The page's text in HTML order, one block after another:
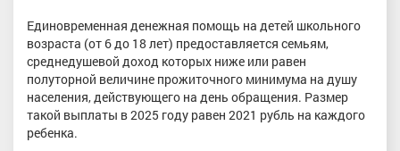
Единовременная денежная помощь на детей школьного
возраста (от 6 до 18 лет) предоставляется семьям,
среднедушевой доход которых ниже или равен
полуторной величине прожиточного минимума на душу
населения, действующего на день обращения. Размер
такой выплаты в 2025 году равен 2021 рубль на каждого
ребенка.